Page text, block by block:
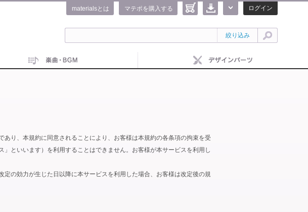
ログイン
マテポを購入する
materialsとは
絞り込み
り、本規約に同意されることにより、お客様は本規約の各条項の拘束を受
といいます）を利用することはできません。お客様が本サービスを利用し
の効力が生じた日以降に本サービスを利用した場合、お客様は改定後の規